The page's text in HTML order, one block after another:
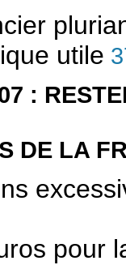
utile
:
LA
pour